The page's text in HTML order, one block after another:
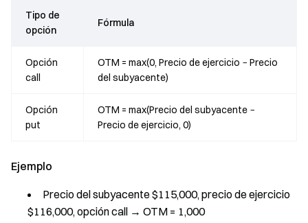
Tipo de
opción
Fórmula
Opción
call
OTM = max(0, Precio de ejercicio − Precio
del subyacente)
Opción
put
OTM = max(Precio del subyacente −
Precio de ejercicio, 0)
Ejemplo
Precio del subyacente $115,000, precio de ejercicio
$116,000, opción call → OTM = 1,000